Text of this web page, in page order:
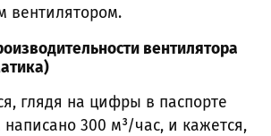
вентилятором.
вентилятора
глядя на цифры в паспорте
написано 300 м³/час, и кажется,